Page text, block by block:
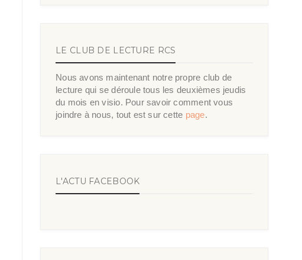
LE CLUB DE LECTURE RCS
Nous avons maintenant notre propre club de
lecture qui se déroule tous les deuxièmes jeudis
du mois en visio. Pour savoir comment vous
joindre à nous, tout est sur cette page.
L'ACTU FACEBOOK